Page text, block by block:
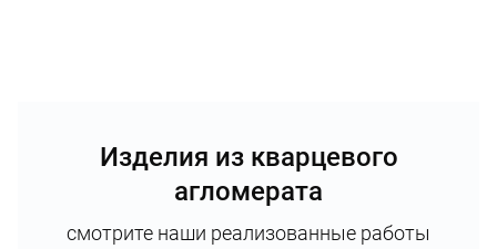
Изделия из кварцевого
агломерата
смотрите наши реализованные работы